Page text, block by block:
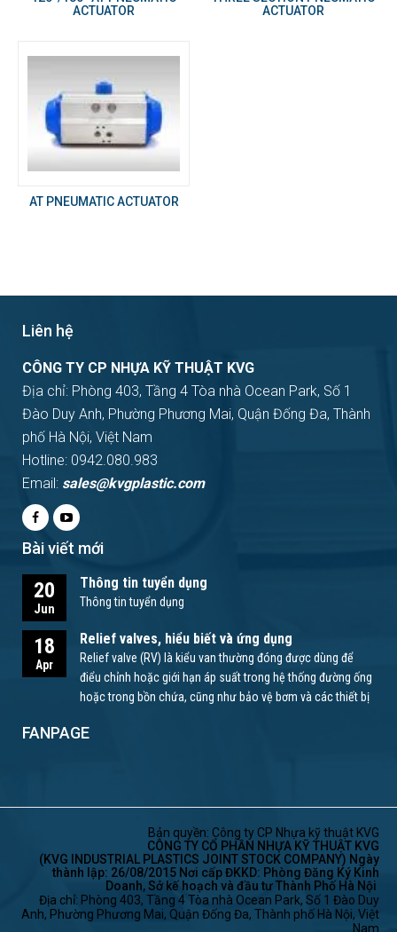
ACTUATOR
ACTUATOR
AT PNEUMATIC ACTUATOR
Liên hệ
CÔNG TY CP NHỰA KỸ THUẬT KVG
Địa chỉ: Phòng 403, Tầng 4 Tòa nhà Ocean Park, Số 1
Đào Duy Anh, Phường Phương Mai, Quận Đống Đa, Thành
phố Hà Nội, Việt Nam
Hotline: 0942.080.983
Email: sales@kvgplastic.com
Bài viết mới
20
Jun
Thông tin tuyển dụng
Thông tin tuyển dụng
18
Apr
Relief valves, hiểu biết và ứng dụng
Relief valve (RV) là kiểu van thường đóng được dùng để
điểu chỉnh hoặc giới hạn áp suất trong hệ thống đường ống
hoặc trong bồn chứa, cũng như bảo vệ bơm và các thiết bị
FANPAGE
Bản quyền: Công ty CP Nhựa kỹ thuật KVG
CÔNG TY CỔ PHẦN NHỰA KỸ THUẬT KVG
(KVG INDUSTRIAL PLASTICS JOINT STOCK COMPANY) Ngày
thành lập: 26/08/2015 Nơi cấp ĐKKD: Phòng Đăng Ký Kinh
Doanh, Sở kế hoạch và đầu tư Thành Phố Hà Nội
Địa chỉ: Phòng 403, Tầng 4 Tòa nhà Ocean Park, Số 1 Đào Duy
Anh, Phường Phương Mai, Quận Đống Đa, Thành phố Hà Nội, Việt
Nam